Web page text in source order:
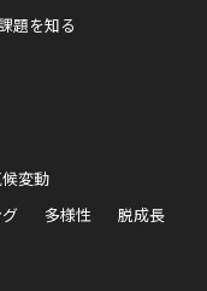
題を知る
変動
多様性 脱成長